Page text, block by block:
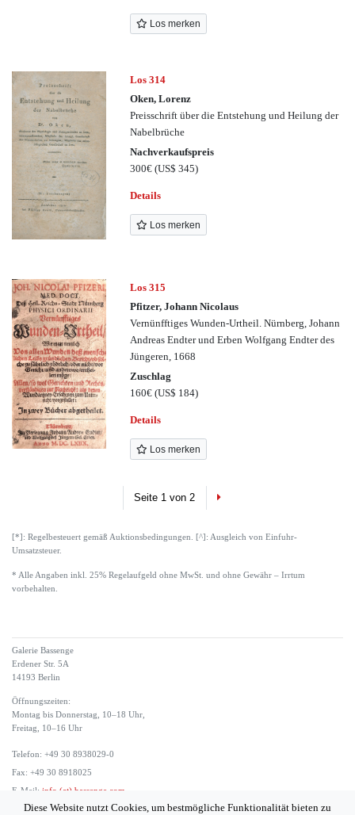
Los merken
Los 314
Oken, Lorenz
Preisschrift über die Entstehung und Heilung der
Nabelbrüche
Nachverkaufspreis
300€(US$ 345)
Details
Los merken
Los 315
Pfitzer, Johann Nicolaus
Vernünfftiges Wunden-Urtheil. Nürnberg, Johann
Andreas Endter und Erben Wolfgang Endter des
Jüngeren, 1668
Zuschlag
160€(US$ 184)
Details
Los merken
Seite 1 von 2 Next
[*]: Regelbesteuert gemäß Auktionsbedingungen. [^]: Ausgleich von Einfuhr-
Umsatzsteuer.
* Alle Angaben inkl. 25% Regelaufgeld ohne MwSt. und ohne Gewähr – Irrtum
vorbehalten.
Galerie Bassenge
Erdener Str. 5A
14193 Berlin
Öffnungszeiten:
Montag bis Donnerstag, 10–18 Uhr,
Freitag, 10–16 Uhr
Telefon: +49 30 8938029-0
Fax: +49 30 8918025
E-Mail: info (at) bassenge.com
Diese Website nutzt Cookies, um bestmögliche Funktionalität bieten zu